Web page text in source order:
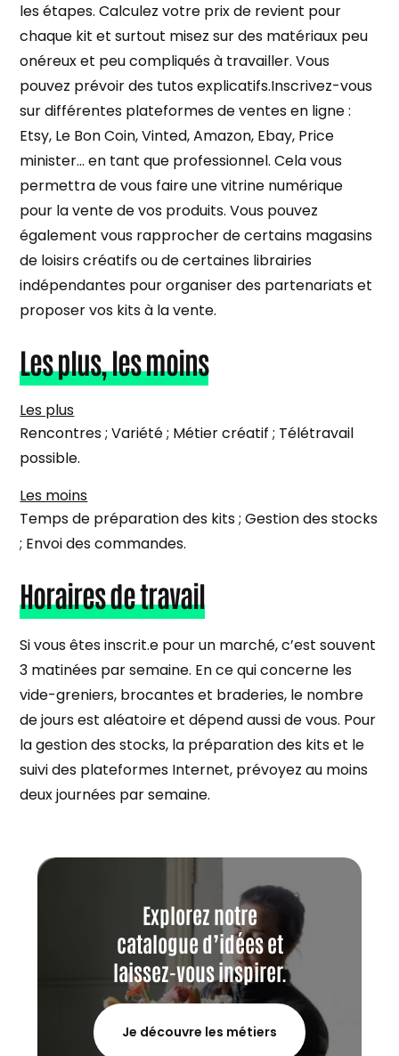
les étapes. Calculez votre prix de revient pour
chaque kit et surtout misez sur des matériaux peu
onéreux et peu compliqués à travailler. Vous
pouvez prévoir des tutos explicatifs.Inscrivez-vous
sur différentes plateformes de ventes en ligne :
Etsy, Le Bon Coin, Vinted, Amazon, Ebay, Price
minister… en tant que professionnel. Cela vous
permettra de vous faire une vitrine numérique
pour la vente de vos produits. Vous pouvez
également vous rapprocher de certains magasins
de loisirs créatifs ou de certaines librairies
indépendantes pour organiser des partenariats et
proposer vos kits à la vente.
Les plus, les moins
Les plus
Rencontres ; Variété ; Métier créatif ; Télétravail
possible.
Les moins
Temps de préparation des kits ; Gestion des stocks
; Envoi des commandes.
Horaires de travail
Si vous êtes inscrit.e pour un marché, c’est souvent
3 matinées par semaine. En ce qui concerne les
vide-greniers, brocantes et braderies, le nombre
de jours est aléatoire et dépend aussi de vous. Pour
la gestion des stocks, la préparation des kits et le
suivi des plateformes Internet, prévoyez au moins
deux journées par semaine.
Explorez notre
catalogue d’idées et
laissez-vous inspirer.
Je découvre les métiers